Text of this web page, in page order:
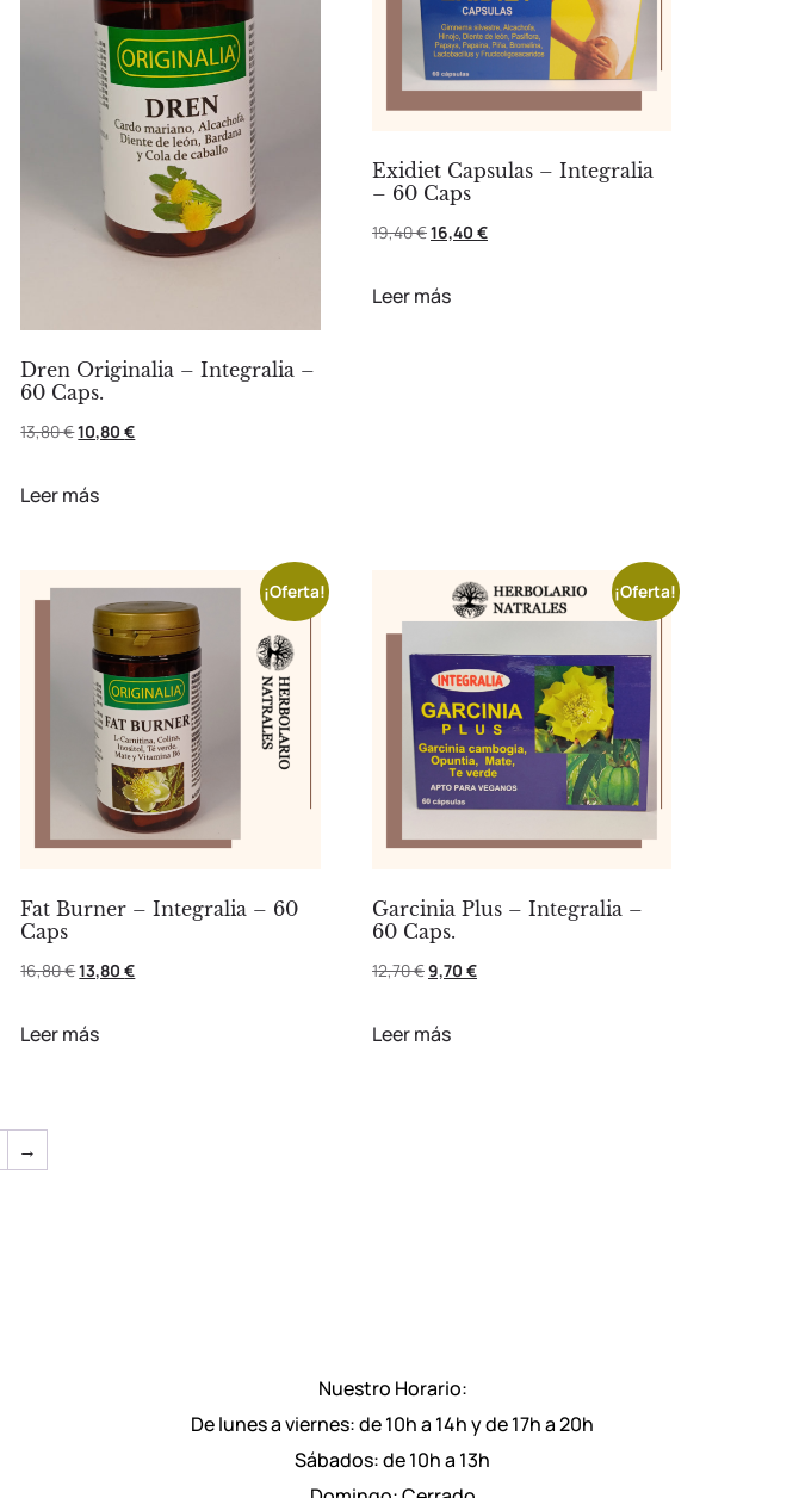
Dren Originalia – Integralia –
60 Caps.
13,80€10,80€
Leer más
Exidiet Capsulas – Integralia
– 60 Caps
19,40€16,40€
Leer más
¡Oferta!
Fat Burner – Integralia – 60
Caps
16,80€13,80€
Leer más
¡Oferta!
Garcinia Plus – Integralia –
60 Caps.
12,70€9,70€
Leer más
→
Nuestro Horario:
De lunes a viernes: de 10h a 14h y de 17h a 20h
Sábados: de 10h a 13h